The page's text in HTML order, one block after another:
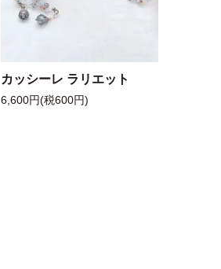
カッシーレ ラリエット
6,600円(税600円)